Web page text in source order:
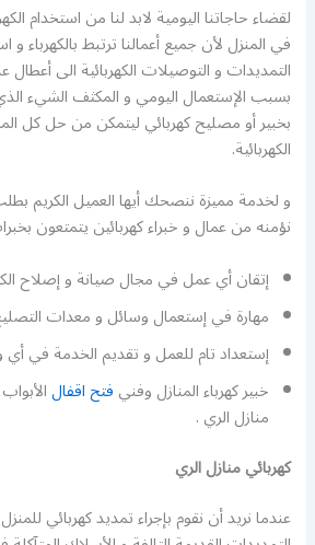
لقضاء حاجاتنا اليومية لابد لنا من استخدام
في المنزل لأن جميع أعمالنا ترتبط بالكهرباء
التمديدات و التوصيلات الكهربائية الى
بسبب الإستعمال اليومي و المكثف الشيء
بخبير أو مصليح كهربائي ليتمكن من حل كل
الكهربائية.
و لخدمة مميزة ننصحك أيها العميل الكريم
نؤمنه من عمال و خبراء كهربائين يتمتعون
إتقان أي عمل في مجال صيانة و إصلاح
مهارة في إستعمال وسائل و معدات التصليح
إستعداد تام للعمل و تقديم الخدمة في
خبير كهرباء المنازل وفنيفتح اقفال
منازل الري .
كهربائي منازل الري
عندما نريد أن نقوم بإجراء تمديد كهربائي